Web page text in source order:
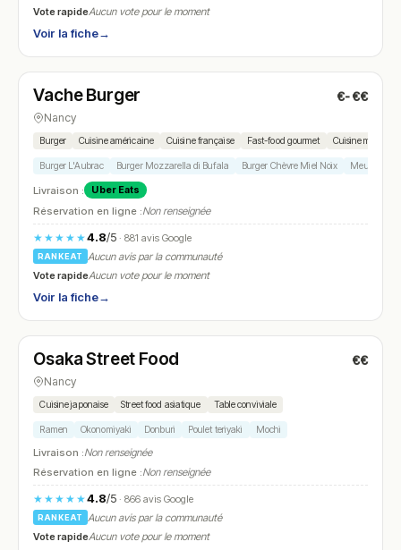
Vote rapideAucun vote pour le moment
Voir la fiche→
N° 23
Vache Burger €-€€
Nancy
Burger Cuisine américaine Cuisine française Fast-food gourmet Cuisine maison
Burger L'Aubrac Burger Mozzarella di Bufala Burger Chèvre Miel Noix
Livraison : Uber Eats
Réservation en ligne :Non renseignée
★★★★★4.8/5· 881 avis Google
RANKEAT
Aucun avis par la communauté
Vote rapideAucun vote pour le moment
Voir la fiche→
N° 24
Osaka Street Food €€
Nancy
Cuisine japonaise Street food asiatique Table conviviale
Ramen Okonomiyaki Donburi Poulet teriyaki Mochi
Livraison :Non renseignée
Réservation en ligne :Non renseignée
★★★★★4.8/5· 866 avis Google
RANKEAT
Aucun avis par la communauté
Vote rapideAucun vote pour le moment